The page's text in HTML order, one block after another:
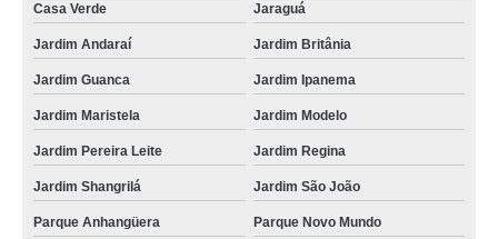
Casa Verde
Jaraguá
Jardim Andaraí Jardim Britânia
Jardim Guanca Jardim Ipanema
Jardim Maristela Jardim Modelo
Jardim Pereira Leite Jardim Regina
Jardim Shangrilá Jardim São João
Parque Anhangüera Parque Novo Mundo